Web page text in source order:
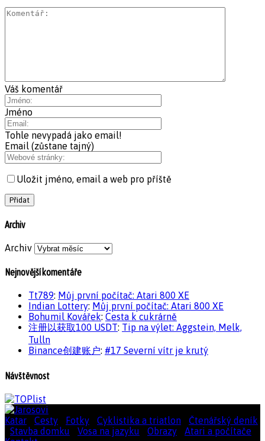
Váš komentář
Jméno
Tohle nevypadá jako email!
Email (zůstane tajný)
Uložit jméno, email a web pro příště
Archiv
Archiv
Nejnovější komentáře
Tt789: Můj první počítač: Atari 800 XE
Indian Lottery: Můj první počítač: Atari 800 XE
Bohumil Kovářek: Cesta k cukrárně
注册以获取100 USDT: Tip na výlet: Aggstein, Melk,
Tulln
Binance创建账户: #17 Severní vítr je krutý
Návštěvnost
Katar Cesty Fotky Cyklistika a triatlon
Čtenářský deník
Stavba domku Vosa na jazyku Obrazy Atari a počítače